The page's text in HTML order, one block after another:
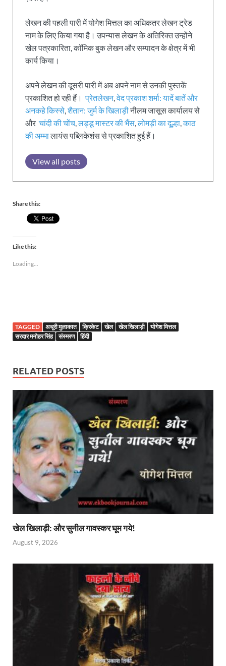
लेखन की पहली पारी में योगेश मित्तल का अधिकतर लेखन ट्रेड
नाम के लिए किया गया है। उपन्यास लेखन के अतिरिक्त उन्होंने
खेल पत्रकारिता, कॉमिक बुक लेखन और सम्पादन के क्षेत्र में भी
कार्य किया।
अपने लेखन की दूसरी पारी में अब अपने नाम से उनकी पुस्तकें
प्रकाशित हो रही हैं।प्रेतलेखन,वेद प्रकाश शर्मा: यादें बातें और
अनकहे किस्से,शैतान: जुर्म के खिलाड़ीनीलम जासूस कार्यालय से
औरचांदी की चोंच,लड्डू मास्टर की भैंस,लोमड़ी का दूल्हा,काठ
की अम्मालायंस पब्लिकेशंस से प्रकाशित हुई हैं।
View all posts
Share this:
Like this:
Loading...
TAGGED अधूरी मुलाकात क्रिकेट खेल खेल खिलाड़ी
योगेश मित्तल
सरदार मनोहर सिंह
संस्मरण हिंदी
RELATED POSTS
खेल खिलाड़ी: और सुनील गावस्कर घूम गये!
August 9, 2026